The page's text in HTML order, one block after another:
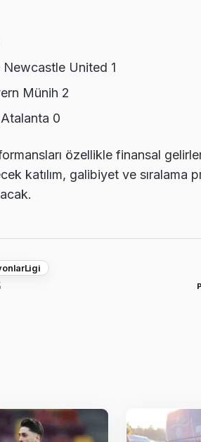
Newcastle United 1
Münih 2
0
özellikle finansal
katılım, galibiyet ve sıralama